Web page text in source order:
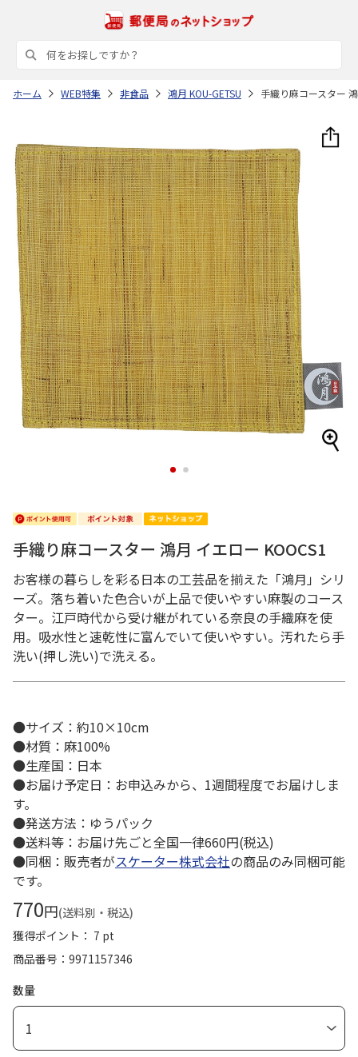
ホーム WEB特集 非食品 鴻月 KOU-GETSU 手織り麻コースター
1 2
手織り麻コースター 鴻月 イエロー KOOCS1
お客様の暮らしを彩る日本の工芸品を揃えた「鴻月」シリ
ーズ。落ち着いた色合いが上品で使いやすい麻製のコース
ター。江戸時代から受け継がれている奈良の手織麻を使
用。吸水性と速乾性に富んでいて使いやすい。汚れたら手
洗い(押し洗い)で洗える。
●サイズ：約10×10cm
●材質：麻100%
●生産国：日本
●お届け予定日：お申込みから、1週間程度でお届けしま
す。
●発送方法：ゆうパック
●送料等：お届け先ごと全国一律660円(税込)
●同梱：販売者がスケーター株式会社の商品のみ同梱可能
です。
770円(送料別・税込)
獲得ポイント： 7 pt
商品番号
9971157346
数量
1